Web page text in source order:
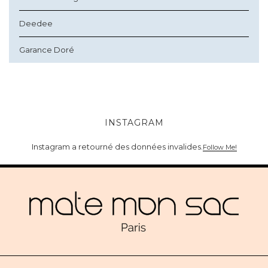
Deedee
Garance Doré
INSTAGRAM
Instagram a retourné des données invalides. Follow Me!